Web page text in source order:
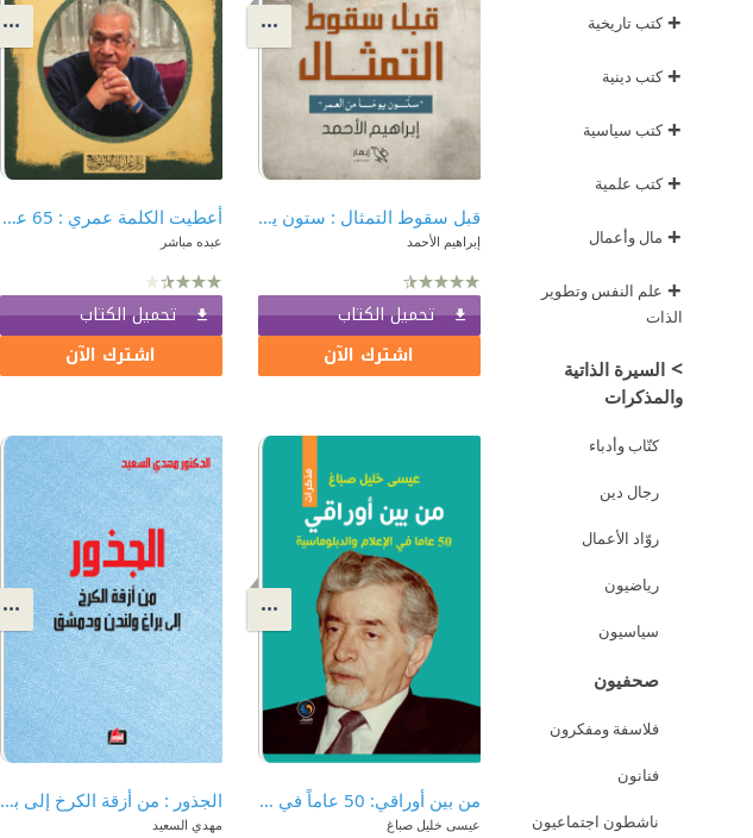
+كتب تاريخية
+كتب دينية
+كتب سياسية
+كتب علمية
+ مال وأعمال
+ علم النفس وتطوير
الذات
>السيرة الذاتية
والمذكرات
كتّاب وأدباء
رجال دين
روّاد الأعمال
رياضيون
سياسيون
صحفيون
فلاسفة ومفكرون
فنانون
ناشطون اجتماعيون
قبل سقوط التمثال : ستون يومًا من العمر
إبراهيم الأحمد
تحميل الكتاب
اشترك الآن
أعطيت الكلمة عمري : 65 عامًا في بلاط صاحبة الجلالة
عبده مباشر
تحميل الكتاب
اشترك الآن
من بين أوراقي: 50 عاماً في الإعلام والدبلوماسية
عيسى خليل صباغ
الجذور : من أزقة الكرخ إلى براغ ولندن ودمشق
مهدي السعيد